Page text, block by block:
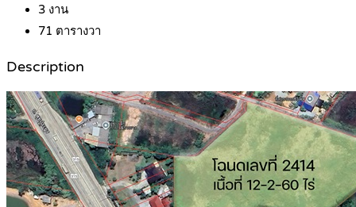
3 งาน
71 ตารางวา
Description